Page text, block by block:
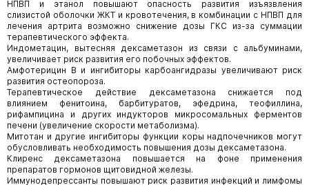
НПВП и этанол повышают опасность развития изъязвления
слизистой оболочки ЖКТ и кровотечения, в комбинации с НПВП для
лечения артрита возможно снижение дозы ГКС из-за суммации
терапевтического эффекта.
Индометацин, вытесняя дексаметазон из связи с альбуминами,
увеличивает риск развития его побочных эффектов.
Амфотерицин В и ингибиторы карбоангидразы увеличивают риск
развития остеопороза.
Терапевтическое действие дексаметазона снижается под
влиянием фенитоина, барбитуратов, эфедрина, теофиллина,
рифампицина и других индукторов микросомальных ферментов
печени (увеличение скорости метаболизма).
Митотан и другие ингибиторы функции коры надпочечников могут
обусловливать необходимость повышения дозы дексаметазона.
Клиренс дексаметазона повышается на фоне применения
препаратов гормонов щитовидной железы.
Иммунодепрессанты повышают риск развития инфекций и лимфомы